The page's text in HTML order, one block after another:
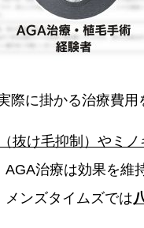
に掛かる治療費用
抜け毛抑制）やミ
AGA治療は効果を維
メンズタイムズでは